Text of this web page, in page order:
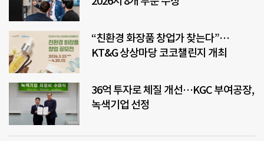
“친환경 화장품 창업가 찾는다”…
KT&G 상상마당 코코챌린지 개최
36억 투자로 체질 개선…KGC 부여공장,
녹색기업 선정